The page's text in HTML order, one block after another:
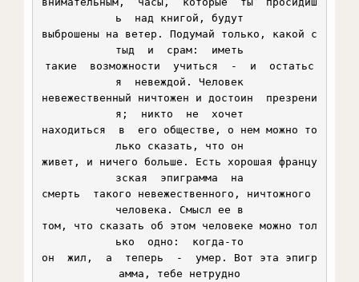
ь  над книгой, будут
выброшены на ветер. Подумай только, какой с
тыд  и  срам:  иметь
такие  возможности  учиться  -  и  остатьс
я  невеждой. Человек
невежественный ничтожен и достоин  презрени
я;  никто  не  хочет
находиться  в  его обществе, о нем можно то
лько сказать, что он
живет, и ничего больше. Есть хорошая францу
зская  эпиграмма  на
смерть  такого невежественного, ничтожного
человека. Смысл ее в
том, что сказать об этом человеке можно тол
ько  одно:  когда-то
он  жил,  а  теперь  -  умер. Вот эта эпигр
амма, тебе нетрудно